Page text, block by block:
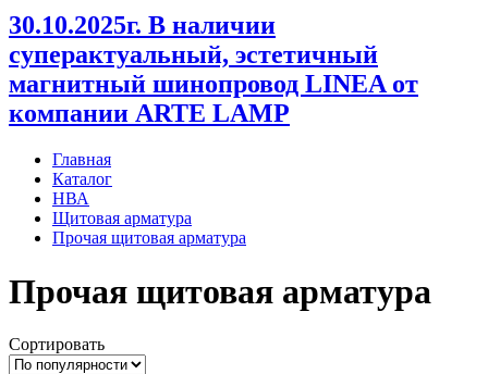
30.10.2025г. В наличии
суперактуальный, эстетичный
магнитный шинопровод LINEA от
компании ARTE LAMP
Главная
Каталог
НВА
Щитовая арматура
Прочая щитовая арматура
Прочая щитовая арматура
Сортировать